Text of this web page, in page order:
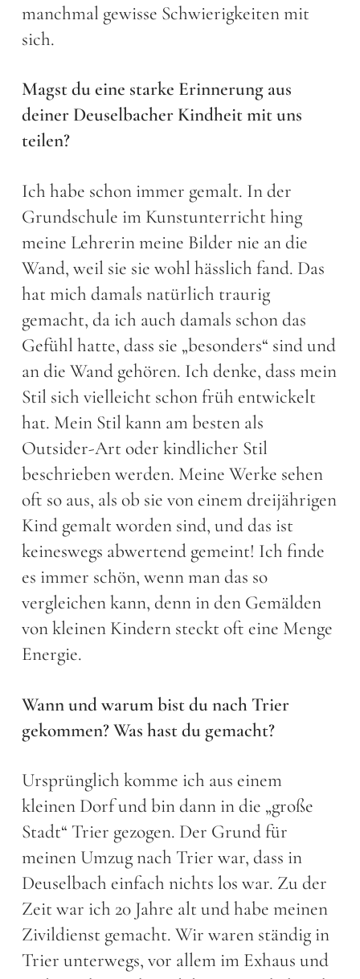
manchmal gewisse Schwierigkeiten mit
sich.
Magst du eine starke Erinnerung aus
deiner Deuselbacher Kindheit mit uns
teilen?
Ich habe schon immer gemalt. In der
Grundschule im Kunstunterricht hing
meine Lehrerin meine Bilder nie an die
Wand, weil sie sie wohl hässlich fand. Das
hat mich damals natürlich traurig
gemacht, da ich auch damals schon das
Gefühl hatte, dass sie „besonders“ sind und
an die Wand gehören. Ich denke, dass mein
Stil sich vielleicht schon früh entwickelt
hat. Mein Stil kann am besten als
Outsider-Art oder kindlicher Stil
beschrieben werden. Meine Werke sehen
oft so aus, als ob sie von einem dreijährigen
Kind gemalt worden sind, und das ist
keineswegs abwertend gemeint! Ich finde
es immer schön, wenn man das so
vergleichen kann, denn in den Gemälden
von kleinen Kindern steckt oft eine Menge
Energie.
Wann und warum bist du nach Trier
gekommen? Was hast du gemacht?
Ursprünglich komme ich aus einem
kleinen Dorf und bin dann in die „große
Stadt“ Trier gezogen. Der Grund für
meinen Umzug nach Trier war, dass in
Deuselbach einfach nichts los war. Zu der
Zeit war ich 20 Jahre alt und habe meinen
Zivildienst gemacht. Wir waren ständig in
Trier unterwegs, vor allem im Exhaus und